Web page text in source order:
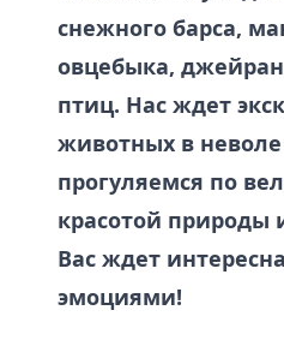
снежного барса,
овцебыка,
птиц. Нас ждет
животных в
прогуляемся по
красотой
Вас ждет
эмоциями!